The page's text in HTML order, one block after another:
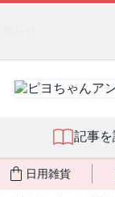
記事を
日用雑貨